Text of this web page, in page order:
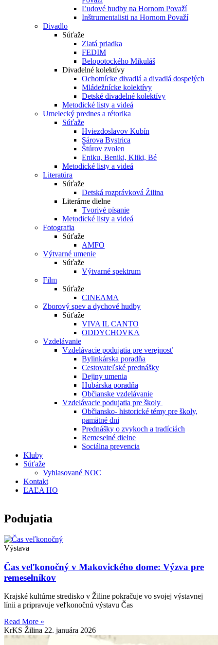
Ľudové hudby na Hornom Považí
Inštrumentalisti na Hornom Považí
Divadlo
Súťaže
Zlatá priadka
FEDIM
Belopotockého Mikuláš
Divadelné kolektívy
Ochotnícke divadlá a divadlá dospelých
Mládežnícke kolektívy
Detské divadelné kolektívy
Metodické listy a videá
Umelecký prednes a rétorika
Súťaže
Hviezdoslavov Kubín
Sárova Bystrica
Štúrov zvolen
Eniku, Beniki, Kliki, Bé
Metodické listy a videá
Literatúra
Súťaže
Detská rozprávková Žilina
Literárne dielne
Tvorivé písanie
Metodické listy a videá
Fotografia
Súťaže
AMFO
Výtvarné umenie
Súťaže
Výtvarné spektrum
Film
Súťaže
CINEAMA
Zborový spev a dychové hudby
Súťaže
VIVA IL CANTO
ODDYCHOVKA
Vzdelávanie
Vzdelávacie podujatia pre verejnosť
Bylinkárska poradňa
Cestovateľské prednášky
Dejiny umenia
Hubárska poradňa
Občianske vzdelávanie
Vzdelávacie podujatia pre školy
Občiansko- historické témy pre školy,
pamätné dni
Prednášky o zvykoch a tradíciách
Remeselné dielne
Sociálna prevencia
Kluby
Súťaže
Vyhlasované NOC
Kontakt
ĽAĽA HO
Podujatia
Výstava
Čas veľkonočný v Makovického dome: Výzva pre
remeselníkov
Krajské kultúrne stredisko v Žiline pokračuje vo svojej výstavnej
línii a pripravuje veľkonočnú výstavu Čas
Read More »
KrKS Žilina 22. januára 2026